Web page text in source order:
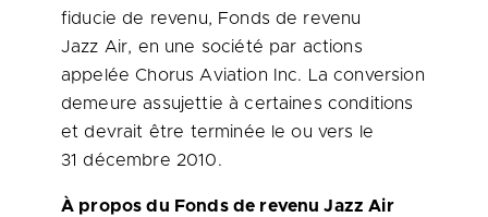
fiducie de revenu, Fonds de revenu
Jazz Air, en une société par actions
appelée Chorus Aviation Inc. La conversion
demeure assujettie à certaines conditions
et devrait être terminée le ou vers le
31 décembre 2010.
À propos du Fonds de revenu Jazz Air